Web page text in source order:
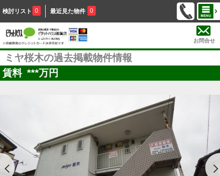
検討リスト 0 最近見た物件 0
お問合せ
ミヤ桜木の過去掲載物件情報
賃料 ***万円